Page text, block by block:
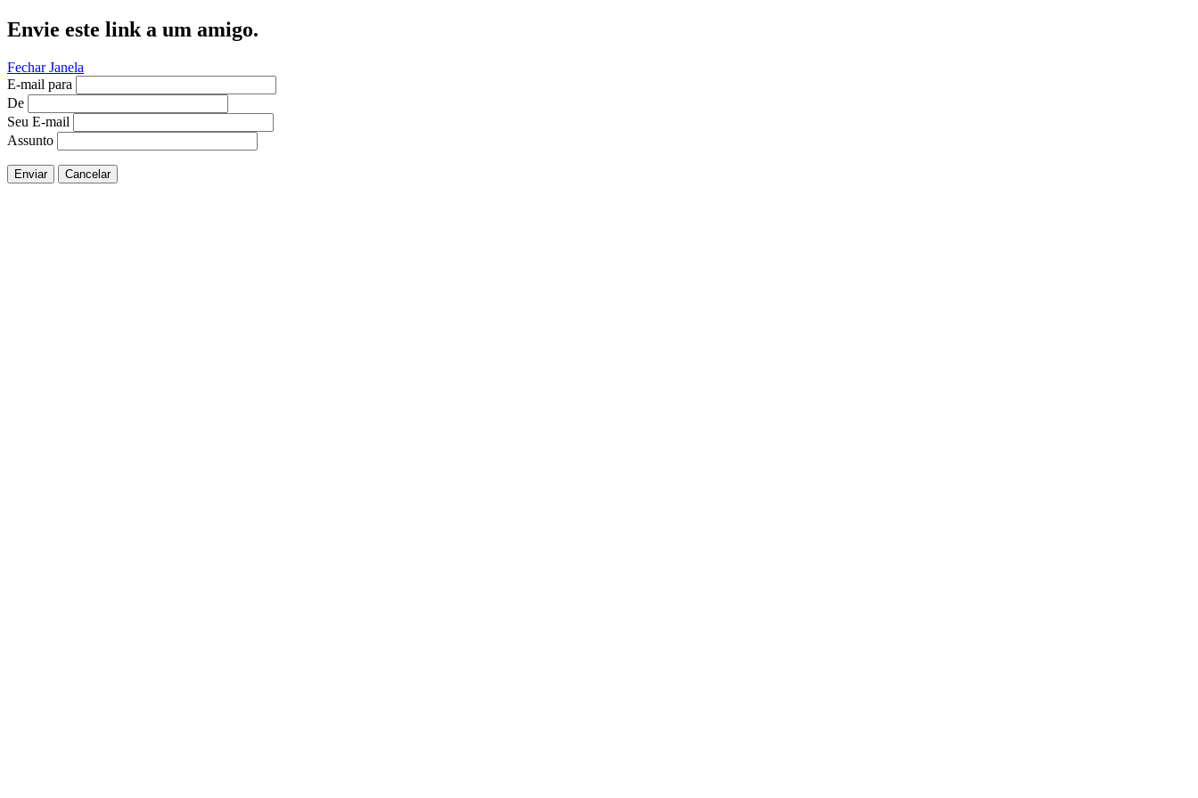
Envie este link a um amigo.
Fechar Janela
E-mail para
De
Seu E-mail
Assunto
Enviar Cancelar